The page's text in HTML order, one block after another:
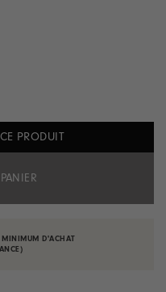
PRODUIT
MINIMUM D'ACHAT